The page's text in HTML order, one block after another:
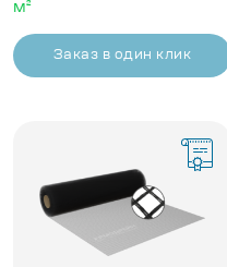
м²
Заказ в один клик